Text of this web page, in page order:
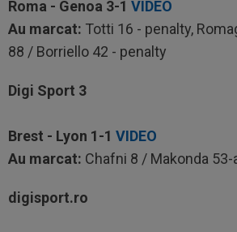
Roma - Genoa 3-1 VIDEO
Au marcat: Totti 16 - penalty,
88 / Borriello 42 - penalty
Digi Sport 3
Brest - Lyon 1-1 VIDEO
Au marcat: Chafni 8 / Makonda 53-
digisport.ro